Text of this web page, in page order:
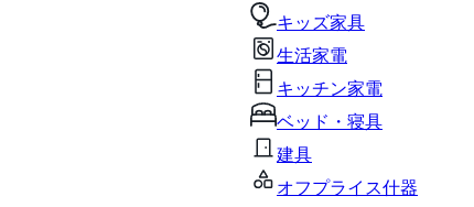
キッズ家具
生活家電
キッチン家電
ベッド・寝具
建具
オフプライス什器